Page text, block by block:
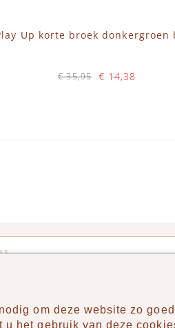
Up korte broek donkergroen
€ 14,38
€ 35,95
om deze website zo
het gebruik van deze